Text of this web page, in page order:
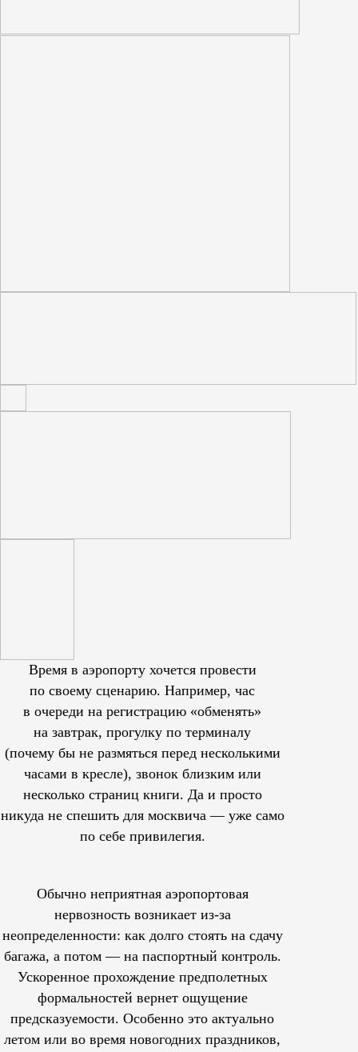
Время в аэропорту хочется провести
по своему сценарию. Например, час
в очереди на регистрацию «обменять»
на завтрак, прогулку по терминалу
(почему бы не размяться перед несколькими
часами в кресле), звонок близким или
несколько страниц книги. Да и просто
никуда не спешить для москвича — уже само
по себе привилегия.
Обычно неприятная аэропортовая
нервозность возникает из-за
неопределенности: как долго стоять на сдачу
багажа, а потом — на паспортный контроль.
Ускоренное прохождение предполетных
формальностей вернет ощущение
предсказуемости. Особенно это актуально
летом или во время новогодних праздников,